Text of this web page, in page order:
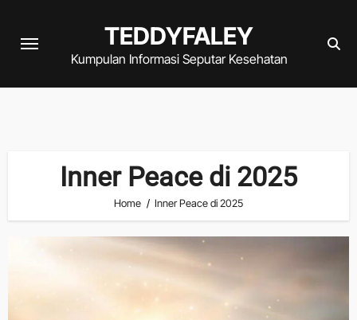
TEDDYFALEY
Kumpulan Informasi Seputar Kesehatan
Inner Peace di 2025
Home Inner Peace di 2025